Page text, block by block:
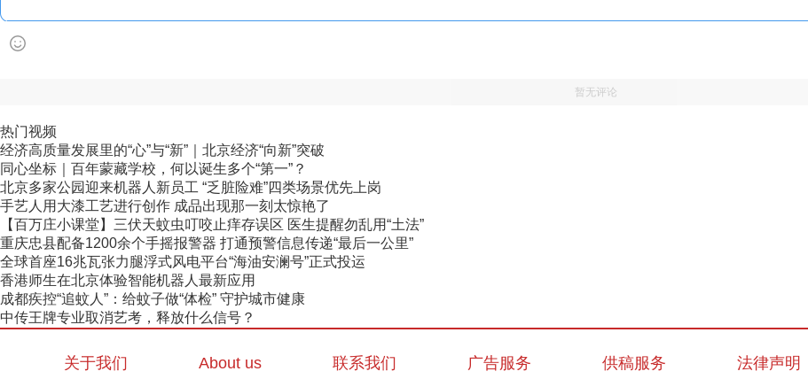
暂无评论
热门视频
经济高质量发展里的“心”与“新”｜北京经济“向新”突破
同心坐标｜百年蒙藏学校，何以诞生多个“第一”？
北京多家公园迎来机器人新员工 “乏脏险难”四类场景优先上岗
手艺人用大漆工艺进行创作 成品出现那一刻太惊艳了
【百万庄小课堂】三伏天蚊虫叮咬止痒存误区 医生提醒勿乱用“土法”
重庆忠县配备1200余个手摇报警器 打通预警信息传递“最后一公里”
全球首座16兆瓦张力腿浮式风电平台“海油安澜号”正式投运
香港师生在北京体验智能机器人最新应用
成都疾控“追蚊人”：给蚊子做“体检” 守护城市健康
中传王牌专业取消艺考，释放什么信号？
关于我们 About us 联系我们 广告服务 供稿服务 法律声明